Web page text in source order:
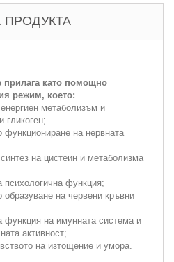
прилага като помощно
режим, което:
метаболизъм и
гликоген;
функциониране на нервната
на цистеин и метаболизма
психологична функция;
на червени кръвни
функция на имунната система и
активност;
на изтощение и умора.